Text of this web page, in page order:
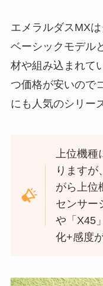
エメラルダスMX
ベーシックモデル
材や組み込まれて
つ価格が安いので
にも人気のシリー
上位機
りますが
がら上位
センサー
や「X45
化+感度